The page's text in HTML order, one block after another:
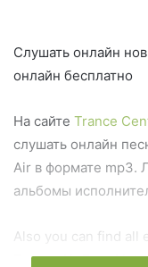
Слушать онлайн
онлайн бесплатно
На сайте Trance
слушать онлайн
Air в формате mp3.
альбомы
Also you can find all
Trance Air Free